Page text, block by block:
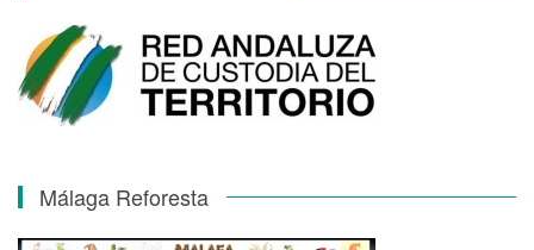
Málaga Reforesta